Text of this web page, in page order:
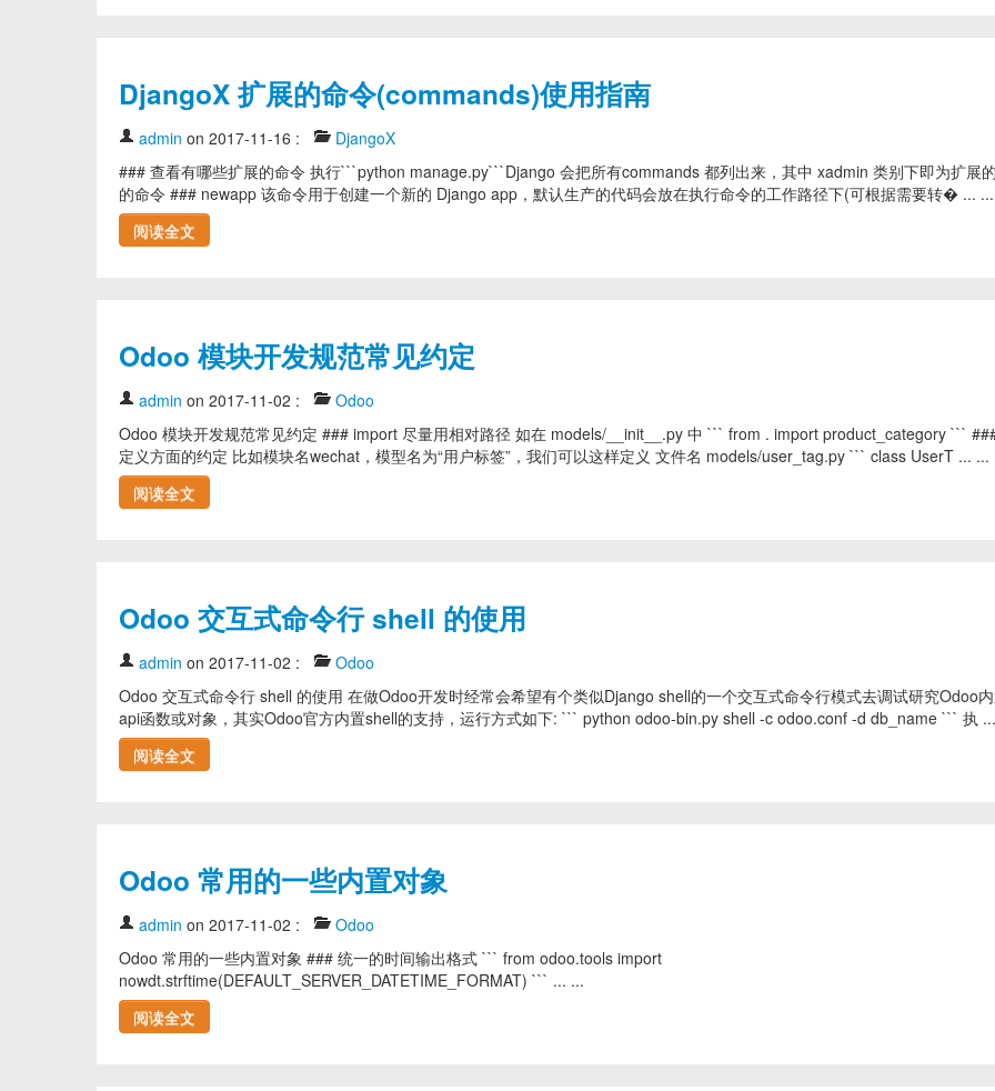
DjangoX 扩展的命令(commands)使用指南
admin on 2017-11-16 :
DjangoX
### 查看有哪些扩展的命令 执行```python manage.py```Django 会把所有commands 都列出来，其中 xadmin 类别下即为扩展
的命令 ### newapp 该命令用于创建一个新的 Django app，默认生产的代码会放在执行命令的工作路径下(可根据需要转� ... ...
阅读全文
Odoo 模块开发规范常见约定
admin on 2017-11-02 :
Odoo
Odoo 模块开发规范常见约定 ### import 尽量用相对路径 如在 models/__init__.py 中 ``` from . import product_category ```
定义方面的约定 比如模块名wechat，模型名为“用户标签”，我们可以这样定义 文件名 models/user_tag.py ``` class UserT ... ...
阅读全文
Odoo 交互式命令行 shell 的使用
admin on 2017-11-02 :
Odoo
Odoo 交互式命令行 shell 的使用 在做Odoo开发时经常会希望有个类似Django shell的一个交互式命令行模式去调试研究Odoo
api函数或对象，其实Odoo官方内置shell的支持，运行方式如下: ``` python odoo-bin.py shell -c odoo.conf -d db_name ``` 执
阅读全文
Odoo 常用的一些内置对象
admin on 2017-11-02 :
Odoo
Odoo 常用的一些内置对象 ### 统一的时间输出格式 ``` from odoo.tools import
nowdt.strftime(DEFAULT_SERVER_DATETIME_FORMAT) ``` ... ...
阅读全文